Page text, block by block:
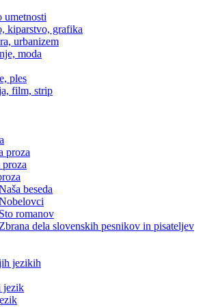
umetnosti
kiparstvo, grafika
urbanizem
moda
ples
film, strip
proza
proza
beseda
romanov
dela slovenskih pesnikov in pisateljev
jezikih
jezik